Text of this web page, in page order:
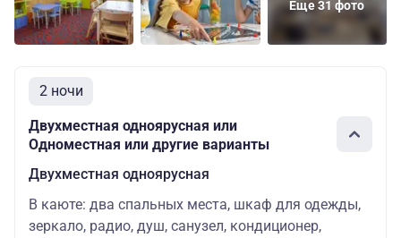
Еще 31 фото
2 ночи
Двухместная одноярусная или
Одноместная или другие варианты
Двухместная одноярусная
В каюте: два спальных места, шкаф для одежды,
зеркало, радио, душ, санузел, кондиционер,